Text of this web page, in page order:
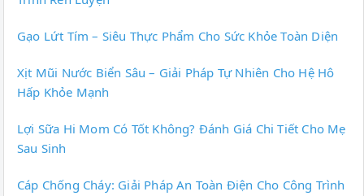
Gạo Lứt Tím – Siêu Thực Phẩm Cho Sức Khỏe Toàn Diện
Xịt Mũi Nước Biển Sâu – Giải Pháp Tự Nhiên Cho Hệ Hô
Hấp Khỏe Mạnh
Lợi Sữa Hi Mom Có Tốt Không? Đánh Giá Chi Tiết Cho Mẹ
Sau Sinh
Cáp Chống Cháy: Giải Pháp An Toàn Điện Cho Công Trình